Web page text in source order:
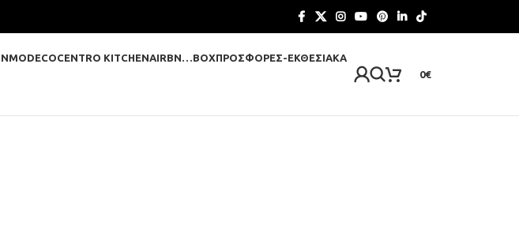
MODECOCENTRO KITCHENAIRBN…BOXΠΡΟΣΦΟΡΈΣ-ΕΚΘΕΣΙΑΚΆ
0€